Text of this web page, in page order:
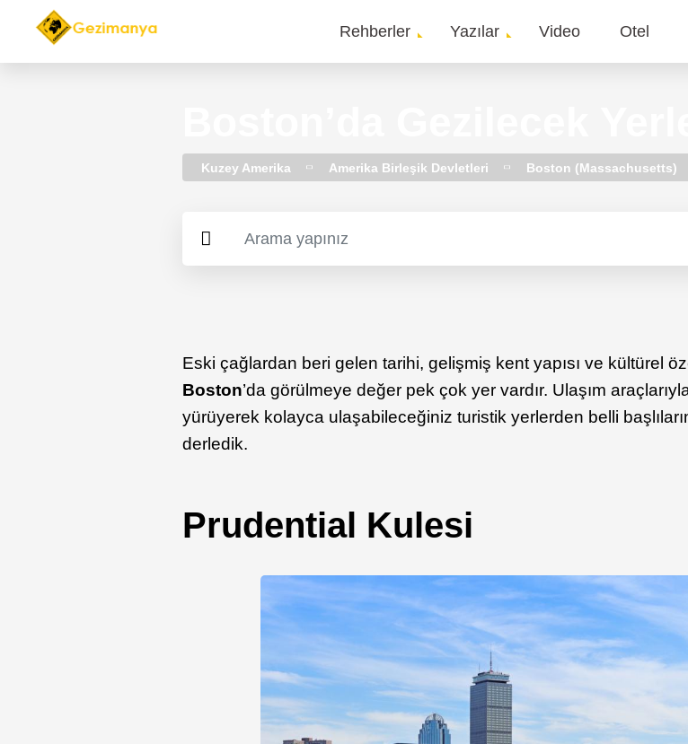
Main
Rehberler Yazılar Video Otel
Kuzey Amerika Amerika Birleşik Devletleri Boston (Massachusetts)
Eski çağlardan beri gelen tarihi, gelişmiş kent yapısı ve kültürel
Boston’da görülmeye değer pek çok yer vardır. Ulaşım
yürüyerek kolayca ulaşabileceğiniz turistik yerlerden belli
derledik.
Prudential Kulesi